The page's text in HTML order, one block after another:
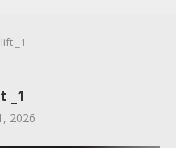
_1
_1
2026